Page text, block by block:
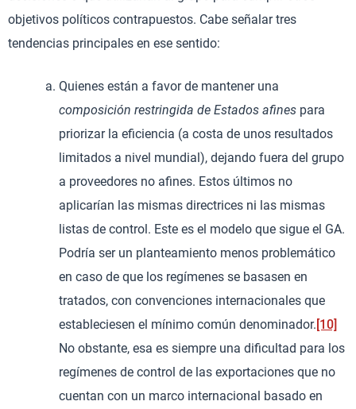
objetivos políticos contrapuestos. Cabe señalar tres
tendencias principales en ese sentido:
Quienes están a favor de mantener una
composición restringida de Estados afines para
priorizar la eficiencia (a costa de unos resultados
limitados a nivel mundial), dejando fuera del grupo
a proveedores no afines. Estos últimos no
aplicarían las mismas directrices ni las mismas
listas de control. Este es el modelo que sigue el GA.
Podría ser un planteamiento menos problemático
en caso de que los regímenes se basasen en
tratados, con convenciones internacionales que
estableciesen el mínimo común denominador. [10]
No obstante, esa es siempre una dificultad para los
regímenes de control de las exportaciones que no
cuentan con un marco internacional basado en